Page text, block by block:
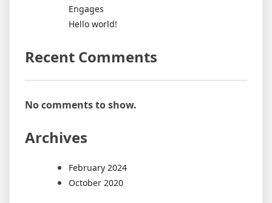
Engages
Hello world!
Recent Comments
No comments to show.
Archives
February 2024
October 2020